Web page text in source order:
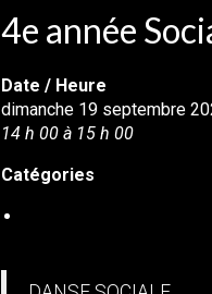
4e année
Date / Heure
dimanche 19 septembre
14 h 00 à 15 h 00
Catégories